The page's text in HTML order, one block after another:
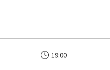
19:00